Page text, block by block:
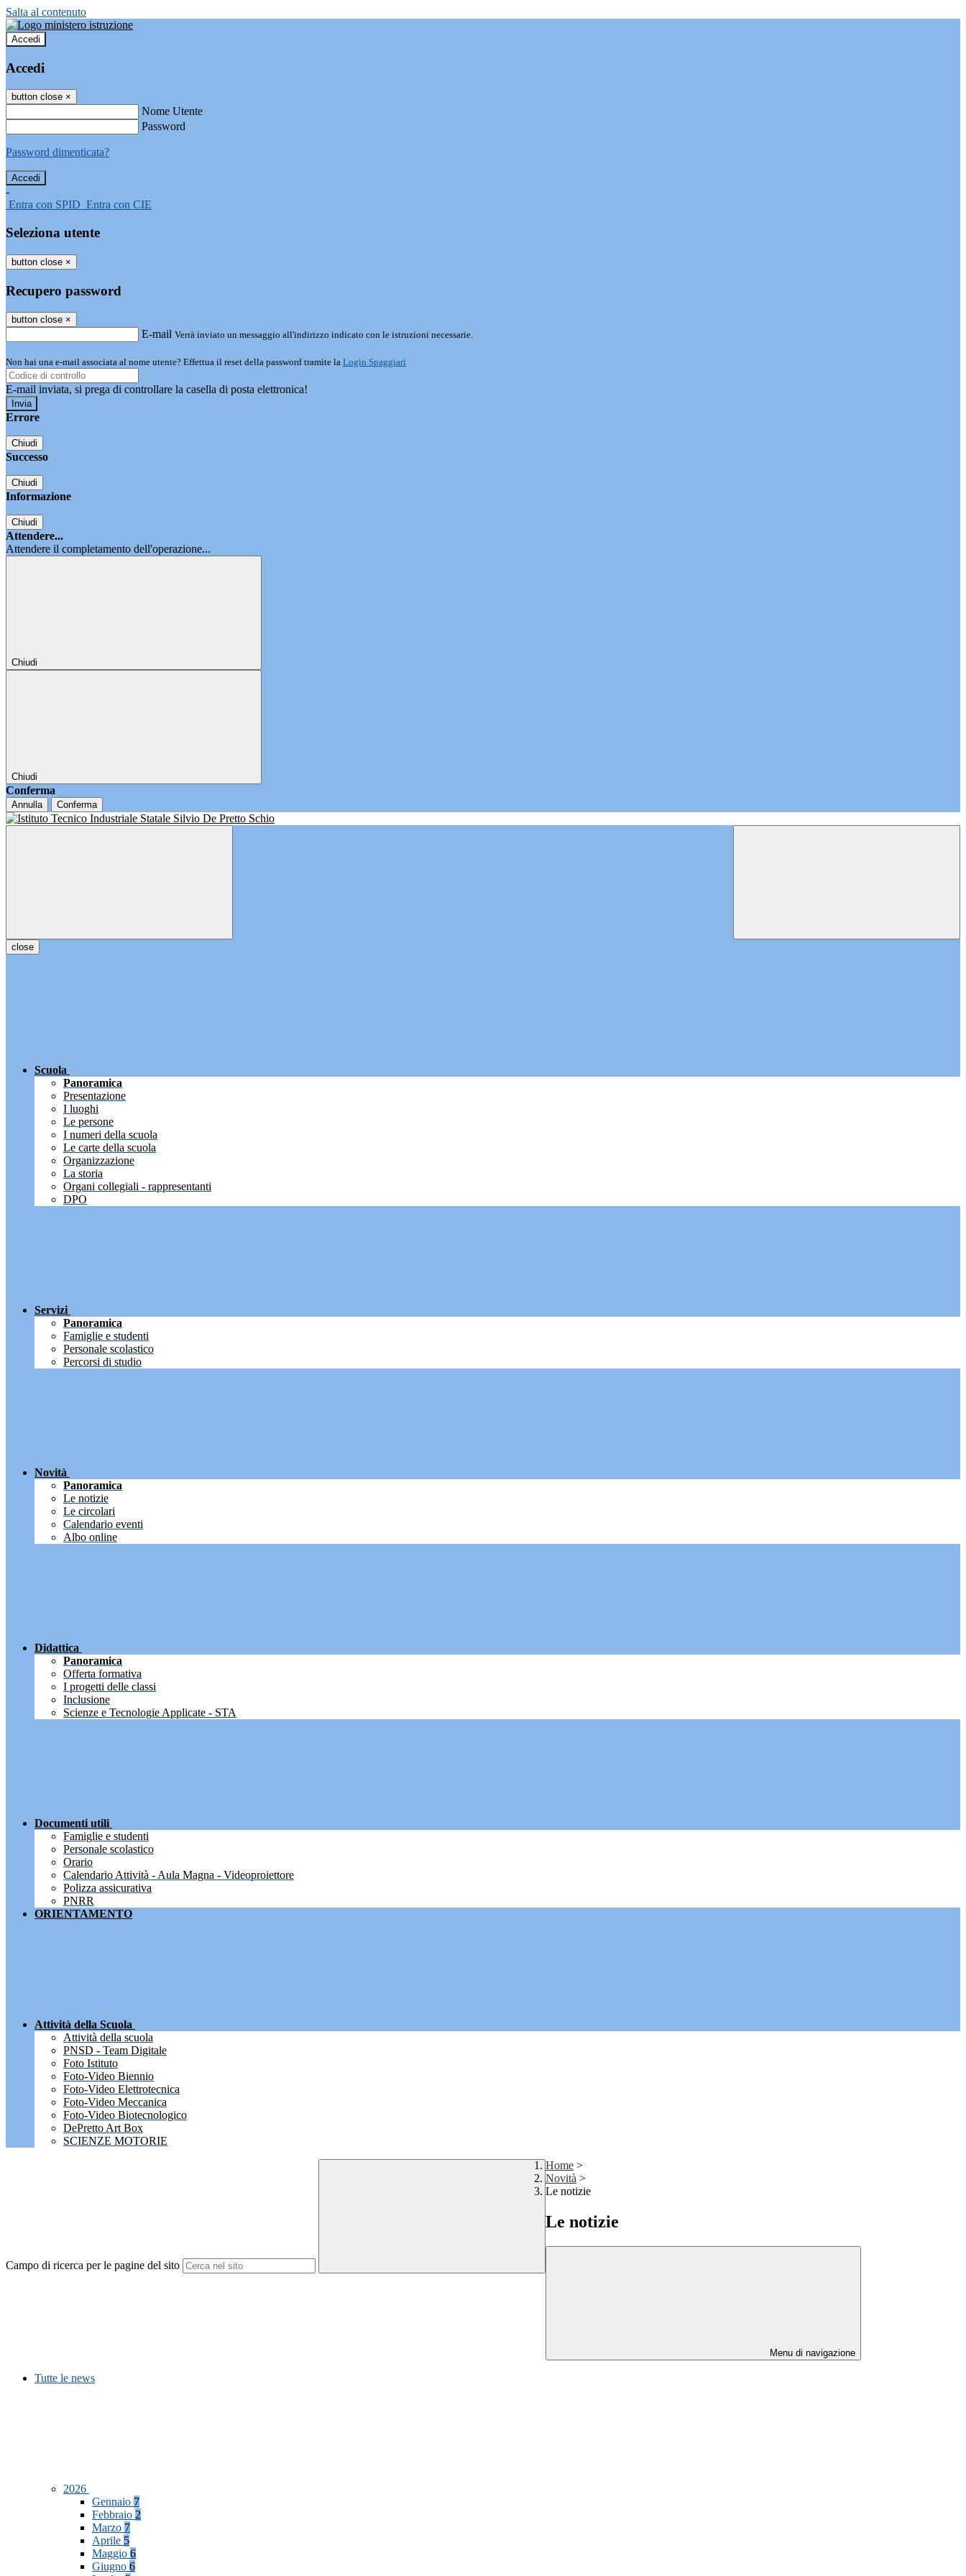
Salta al contenuto
Accedi
Accedi
button close ×
Nome Utente
Password
Password dimenticata?
-
Entra con SPID Entra con CIE
Seleziona utente
button close ×
Recupero password
button close ×
E-mail Verrà inviato un messaggio all'indirizzo indicato con le istruzioni necessarie.
Non hai una e-mail associata al nome utente? Effettua il reset della password tramite la Login Spaggiari
E-mail inviata, si prega di controllare la casella di posta elettronica!
Errore
Chiudi
Successo
Chiudi
Informazione
Chiudi
Attendere...
Attendere il completamento dell'operazione...
Chiudi
Chiudi
Conferma
Annulla Conferma
close
Scuola
Panoramica
Presentazione
I luoghi
Le persone
I numeri della scuola
Le carte della scuola
Organizzazione
La storia
Organi collegiali - rappresentanti
DPO
Servizi
Panoramica
Famiglie e studenti
Personale scolastico
Percorsi di studio
Novità
Panoramica
Le notizie
Le circolari
Calendario eventi
Albo online
Didattica
Panoramica
Offerta formativa
I progetti delle classi
Inclusione
Scienze e Tecnologie Applicate - STA
Documenti utili
Famiglie e studenti
Personale scolastico
Orario
Calendario Attività - Aula Magna - Videoproiettore
Polizza assicurativa
PNRR
ORIENTAMENTO
Attività della Scuola
Attività della scuola
PNSD - Team Digitale
Foto Istituto
Foto-Video Biennio
Foto-Video Elettrotecnica
Foto-Video Meccanica
Foto-Video Biotecnologico
DePretto Art Box
SCIENZE MOTORIE
Campo di ricerca per le pagine del sito
Home >
Novità >
Le notizie
Le notizie
Menu di navigazione
Tutte le news
2026
Gennaio 7
Febbraio 2
Marzo 7
Aprile 5
Maggio 6
Giugno 6